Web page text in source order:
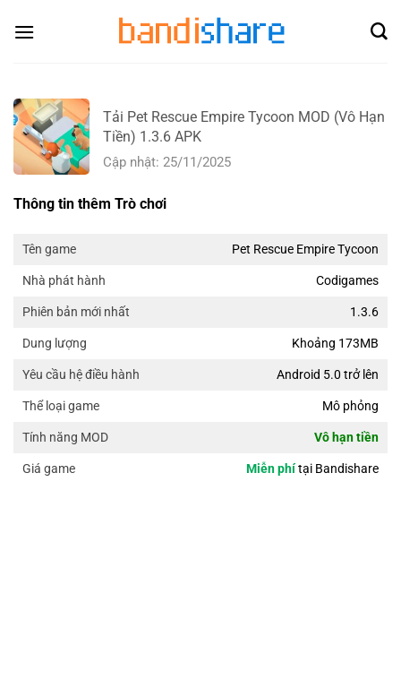
Tải Pet Rescue Empire Tycoon MOD (Vô Hạn
Tiền) 1.3.6 APK
Cập nhật: 25/11/2025
Thông tin thêm Trò chơi
Tên game Pet Rescue Empire Tycoon
Nhà phát hành Codigames
Phiên bản mới nhất 1.3.6
Dung lượng Khoảng 173MB
Yêu cầu hệ điều hành Android 5.0 trở lên
Thể loại game Mô phỏng
Tính năng MOD Vô hạn tiền
Giá game Miễn phítại Bandishare